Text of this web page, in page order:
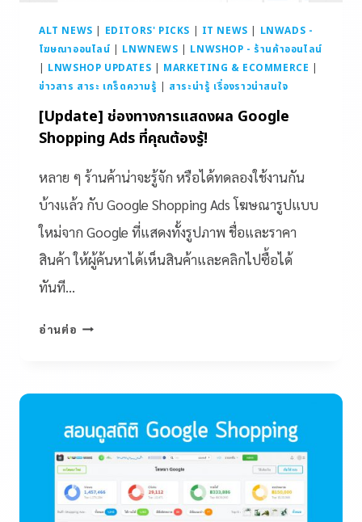
ALT NEWS | EDITORS' PICKS | IT NEWS | LNWADS -
โฆษณาออนไลน์ | LNWNEWS | LNWSHOP - ร้านค้าออนไลน์
| LNWSHOP UPDATES | MARKETING & ECOMMERCE |
ข่าวสาร สาระ เกร็ดความรู้ | สาระน่ารู้ เรื่องราวน่าสนใจ
[Update] ช่องทางการแสดงผล Google
Shopping Ads ที่คุณต้องรู้!
หลาย ๆ ร้านค้าน่าจะรู้จัก หรือได้ทดลองใช้งานกัน
บ้างแล้ว กับ Google Shopping Ads โฆษณารูปแบบ
ใหม่จาก Google ที่แสดงทั้งรูปภาพ ชื่อและราคา
สินค้า ให้ผู้ค้นหาได้เห็นสินค้าและคลิกไปซื้อได้
ทันที…
อ่านต่อ